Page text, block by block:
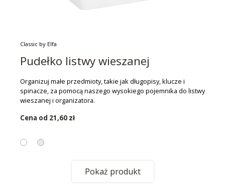
Classic by Elfa
Pudełko listwy wieszanej
Organizuj małe przedmioty, takie jak długopisy, klucze i
spinacze, za pomocą naszego wysokiego pojemnika do listwy
wieszanej i organizatora.
Cena od 21,60 zł
Pokaż produkt